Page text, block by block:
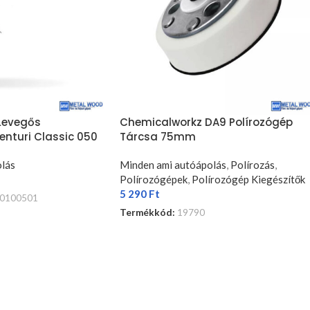
Classic 050
Chemicalworkz DA9 Polírozógép
Tárcsa 75mm
Minden ami autóápolás Polírozás
Polírozógépek Polírozógép Kiegészítők
5 290 Ft
Termékkód: 19790